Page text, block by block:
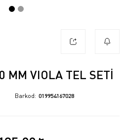
MM VIOLA TEL SETİ
Barkod 019954167028